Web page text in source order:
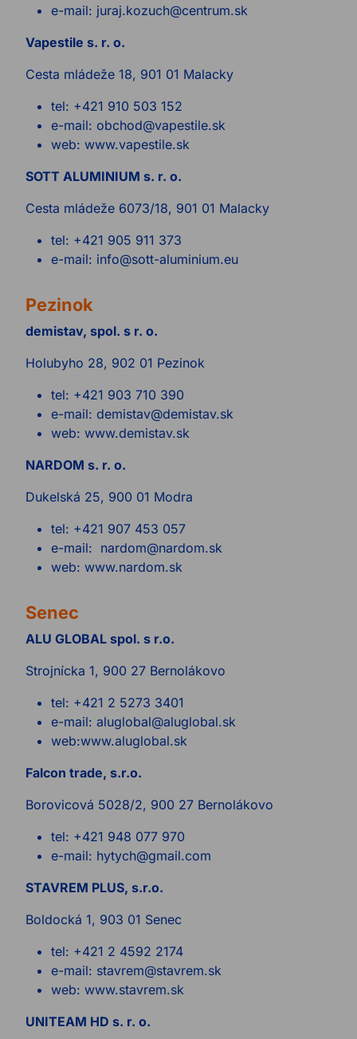
e-mail: juraj.kozuch@centrum.sk
Vapestile s. r. o.
Cesta mládeže 18, 901 01 Malacky
tel: +421 910 503 152
e-mail: obchod@vapestile.sk
web: www.vapestile.sk
SOTT ALUMINIUM s. r. o.
Cesta mládeže 6073/18, 901 01 Malacky
tel: +421 905 911 373
e-mail: info@sott-aluminium.eu
Pezinok
demistav, spol. s r. o.
Holubyho 28, 902 01 Pezinok
tel: +421 903 710 390
e-mail: demistav@demistav.sk
web: www.demistav.sk
NARDOM s. r. o.
Dukelská 25, 900 01 Modra
tel: +421 907 453 057
e-mail: nardom@nardom.sk
web: www.nardom.sk
Senec
ALU GLOBAL spol. s r.o.
Strojnícka 1, 900 27 Bernolákovo
tel: +421 2 5273 3401
e-mail: aluglobal@aluglobal.sk
web:www.aluglobal.sk
Falcon trade, s.r.o.
Borovicová 5028/2, 900 27 Bernolákovo
tel: +421 948 077 970
e-mail: hytych@gmail.com
STAVREM PLUS, s.r.o.
Boldocká 1, 903 01 Senec
tel: +421 2 4592 2174
e-mail: stavrem@stavrem.sk
web: www.stavrem.sk
UNITEAM HD s. r. o.